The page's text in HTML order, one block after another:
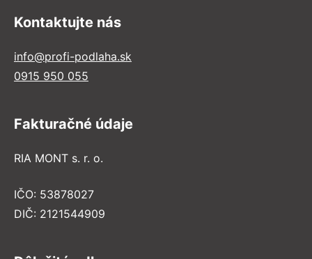
Kontaktujte nás
info@profi-podlaha.sk
0915 950 055
Fakturačné údaje
RIA MONT s. r. o.
IČO: 53878027
DIČ: 2121544909